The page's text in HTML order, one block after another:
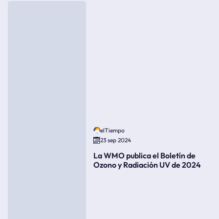
elTiempo
23 sep 2024
La WMO publica el Boletín de
Ozono y Radiación UV de 2024